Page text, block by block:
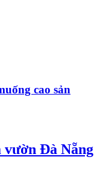
cao sản
vườn Đà Nẵng